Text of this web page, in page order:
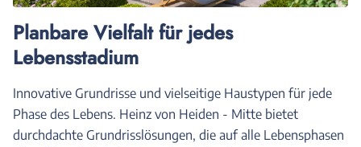
Planbare Vielfalt für jedes
Lebensstadium
Innovative Grundrisse und vielseitige Haustypen für jede
Phase des Lebens. Heinz von Heiden - Mitte bietet
durchdachte Grundrisslösungen, die auf alle Lebensphasen